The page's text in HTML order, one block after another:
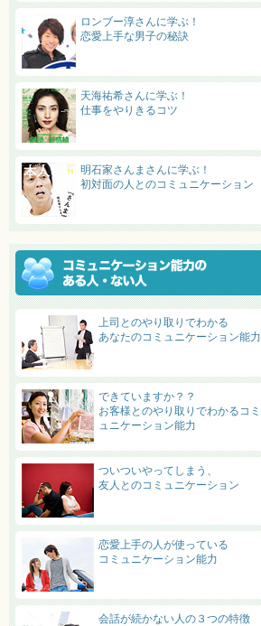
ロンブー淳さんに学ぶ！
恋愛上手な男子の秘訣
天海祐希さんに学ぶ！
仕事をやりきるコツ
明石家さんまさんに学ぶ！
初対面の人とのコミュニケーション
上司とのやり取りでわかる
あなたのコミュニケーション能力
できていますか？？
お客様とのやり取りでわかるコミ
ュニケーション能力
ついついやってしまう、
友人とのコミュニケーション
恋愛上手の人が使っている
コミュニケーション能力
会話が続かない人の３つの特徴